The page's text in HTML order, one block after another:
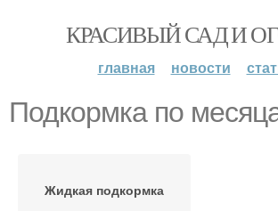
КРАСИВЫЙ САД И
главная новости
Подкормка по
Жидкая подкормка